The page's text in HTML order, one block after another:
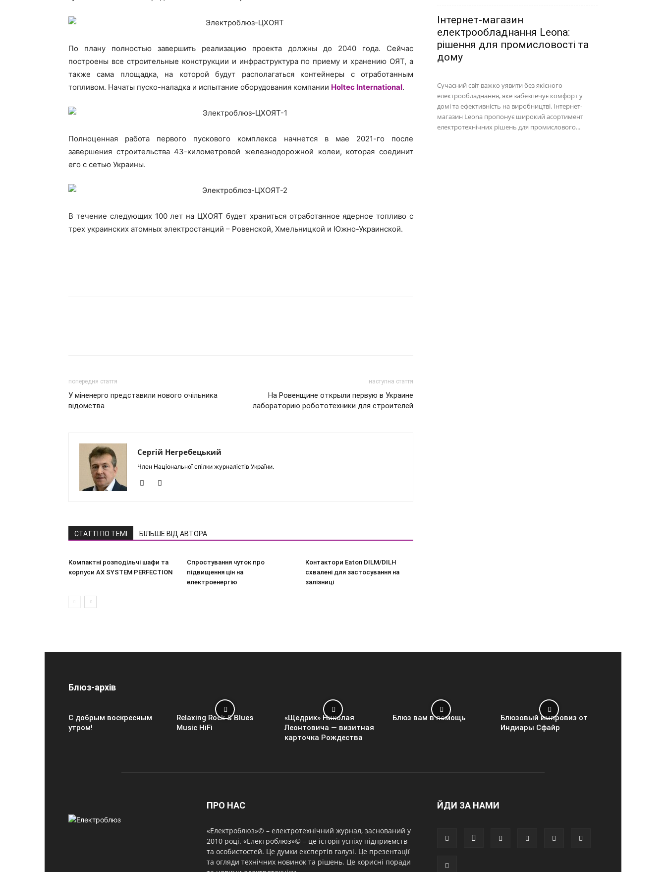
По плану полностью завершить реализацию проекта должны до 2040 года. Сейчас
построены все строительные конструкции и инфраструктура по приему и хранению ОЯТ, а
также сама площадка, на которой будут располагаться контейнеры с отработанным
топливом. Начаты пуско-наладка и испытание оборудования компании Holtec International.
Полноценная работа первого пускового комплекса начнется в мае 2021-го после
завершения строительства 43-километровой железнодорожной колеи, которая соединит
его с сетью Украины.
В течение следующих 100 лет на ЦХОЯТ будет храниться отработанное ядерное топливо с
трех украинских атомных электростанций – Ровенской, Хмельницкой и Южно-Украинской.
попередня стаття
У міненерго представили нового очільника
відомства
наступна стаття
На Ровенщине открыли первую в Украине
лабораторию робототехники для строителей
Сергій Негребецький
Член Національної спілки журналістів України.
СТАТТІ ПО ТЕМІ БІЛЬШЕ ВІД АВТОРА
Компактні розподільчі шафи та
корпуси AX SYSTEM PERFECTION
Спростування чуток про
підвищення цін на
електроенергію
Контактори Eaton DILM/DILH
схвалені для застосування на
залізниці
Інтернет-магазин
електрообладнання Leona:
рішення для промисловості та
дому
Сучасний світ важко уявити без якісного
електрообладнання, яке забезпечує комфорт у
домі та ефективність на виробництві. Інтернет-
магазин Leona пропонує широкий асортимент
електротехнічних рішень для промислового...
Блюз-архів
С добрым воскресным
утром!
Relaxing Rock & Blues
Music HiFi
«Щедрик» Николая
Леонтовича — визитная
карточка Рождества
Блюз вам в помощь
Блюзовый импровиз от
Индиары Сфайр
ПРО НАС
«Електроблюз»© – електротехнічний журнал, заснований у
2010 році. «Електроблюз»© – це історії успіху підприємств
та особистостей. Це думки експертів галузі. Це презентації
та огляди технічних новинок та рішень. Це корисні поради
ЙДИ ЗА НАМИ